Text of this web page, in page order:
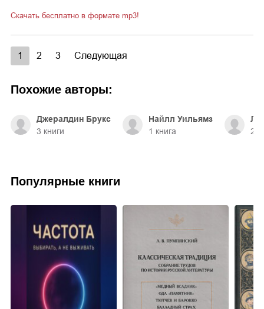
Скачать бесплатно в формате mp3!
1 2 3 Следующая
Похожие авторы:
Джералдин Брукс
3 книги
Найлл Уильямз
1 книга
2
Популярные книги